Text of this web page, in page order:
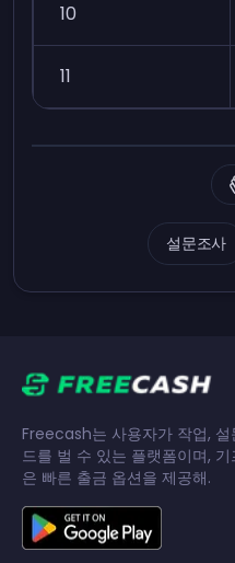
10
11
설문조사
Freecash는 사용자가 작업, 설
드를 벌 수 있는 플랫폼이며,
은 빠른 출금 옵션을 제공해.